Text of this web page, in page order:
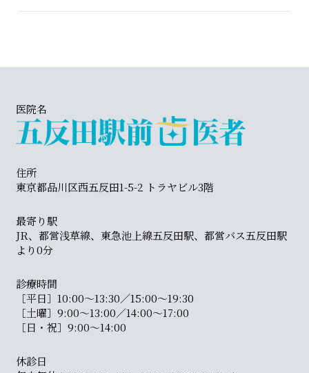
医院名
住所
東京都品川区西五反田1-5-2 トラヤビル3階
最寄り駅
JR、都営浅草線、東急池上線五反田駅、都営バス五反田駅
より0分
診療時間
［平日］10:00〜13:30／15:00〜19:30
［土曜］9:00〜13:00／14:00〜17:00
［日・祝］9:00〜14:00
休診日